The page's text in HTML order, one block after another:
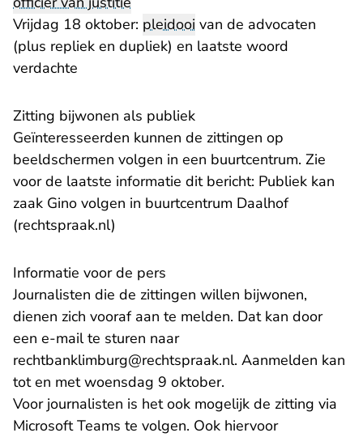
Vrijdag 18 oktober: pleidooi van de advocaten
(plus repliek en dupliek) en laatste woord
verdachte
Zitting bijwonen als publiek
Geïnteresseerden kunnen de zittingen op
beeldschermen volgen in een buurtcentrum. Zie
voor de laatste informatie dit bericht: Publiek kan
zaak Gino volgen in buurtcentrum Daalhof
(rechtspraak.nl)
Informatie voor de pers
Journalisten die de zittingen willen bijwonen,
dienen zich vooraf aan te melden. Dat kan door
een e-mail te sturen naar
rechtbanklimburg@rechtspraak.nl- U verlaat
. Aanmelden kan
tot en met woensdag 9 oktober.
Voor journalisten is het ook mogelijk de zitting via
Microsoft Teams te volgen. Ook hiervoor